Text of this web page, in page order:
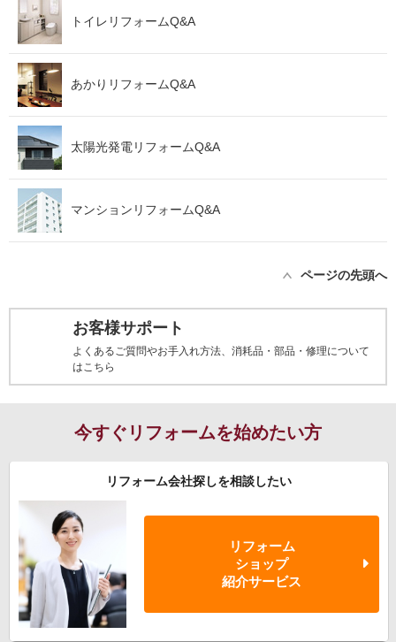
トイレリフォームQ&A
あかりリフォームQ&A
太陽光発電リフォームQ&A
マンションリフォームQ&A
ページの先頭へ
お客様サポート
よくあるご質問やお手入れ方法、消耗品・部品・修理について
はこちら
今すぐリフォームを始めたい方
リフォーム会社探しを相談したい
リフォーム
ショップ
紹介サービス